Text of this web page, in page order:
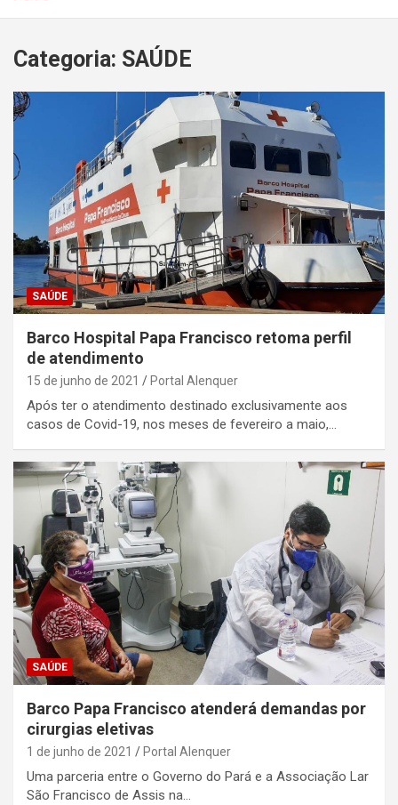
Categoria: SAÚDE
SAÚDE
Barco Hospital Papa Francisco retoma perfil
de atendimento
15 de junho de 2021 Portal Alenquer
Após ter o atendimento destinado exclusivamente aos
casos de Covid-19, nos meses de fevereiro a maio,…
SAÚDE
Barco Papa Francisco atenderá demandas por
cirurgias eletivas
1 de junho de 2021 Portal Alenquer
Uma parceria entre o Governo do Pará e a Associação Lar
São Francisco de Assis na…